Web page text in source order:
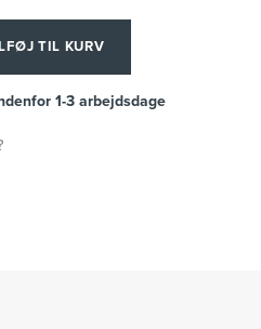
TIL KURV
1-3 arbejdsdage